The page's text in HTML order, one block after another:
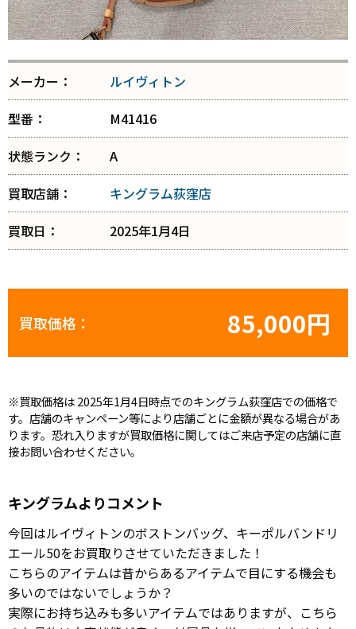
メーカー：
ルイヴィトン
型番：
M41416
状態ランク：
A
買取店舗：
キングラム荻窪店
買取日：
2025年1月4日
買取価格： 85,000円
※買取価格は 2025年1月4日時点でのキングラム荻窪店での価格で
す。店舗のキャンペーン等により店舗ごとに金額が異なる場合があ
ります。恐れ入りますが買取価格に関してはご来店予定の店舗に直
接お問い合わせください。
キングラムよりコメント
今回はルイヴィトンのボストンバッグ、キーポルバンドリ
エール50をお買取りさせていただきました！
こちらのアイテムは昔からあるアイテムで目にする機会も
多いのではないでしょうか？
実際にお持ち込みも多いアイテムではありますが、こちら